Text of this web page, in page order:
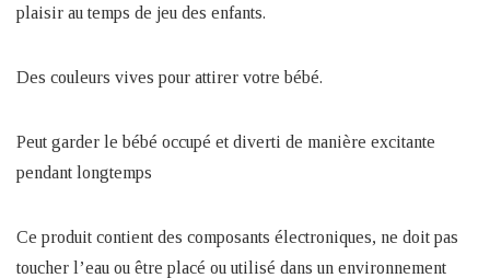
plaisir au temps de jeu des enfants.
Des couleurs vives pour attirer votre bébé.
Peut garder le bébé occupé et diverti de manière excitante
pendant longtemps
Ce produit contient des composants électroniques, ne doit pas
toucher l’eau ou être placé ou utilisé dans un environnement